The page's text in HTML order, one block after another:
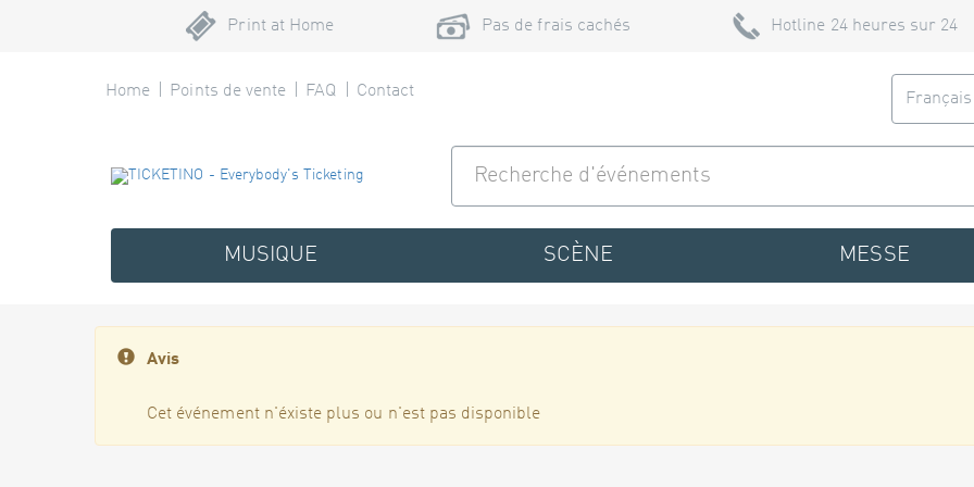
Print at Home Pas de frais cachés Hotline 24 heures sur 24
Home Points de vente FAQ Contact Français
MUSIQUE SCÈNE MESSE
Avis
Cet événement n'éxiste plus ou n'est pas disponible